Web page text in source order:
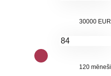
30000 EUR
120 mēneši